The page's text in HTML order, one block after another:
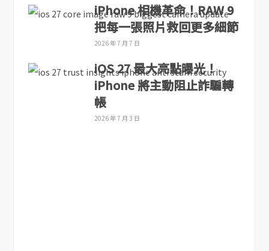
iPhone 相機革命！RAW 9
把每一張照片救回更多細節
2026 年 7 月 7 日
iOS 27 最大亮點曝光！
iPhone 將主動阻止詐騙轉
帳
2026 年 7 月 3 日